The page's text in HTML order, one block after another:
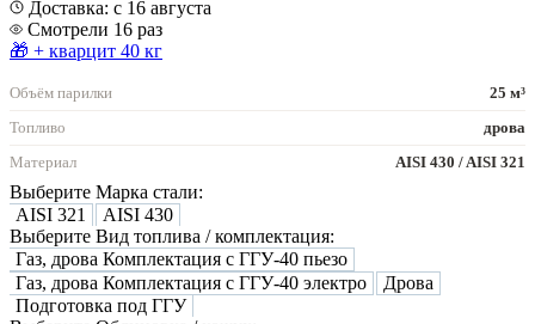
Доставка: с 16 августа
Смотрели 16 раз
🎁 + кварцит 40 кг
Объём парилки
25 м³
Топливо
дрова
Материал
AISI 430 / AISI 321
Выберите Марка стали:
AISI 321
AISI 430
Выберите Вид топлива / комплектация:
Газ, дрова Комплектация с ГГУ-40 пьезо
Газ, дрова Комплектация с ГГУ-40 электро
Дрова
Подготовка под ГГУ